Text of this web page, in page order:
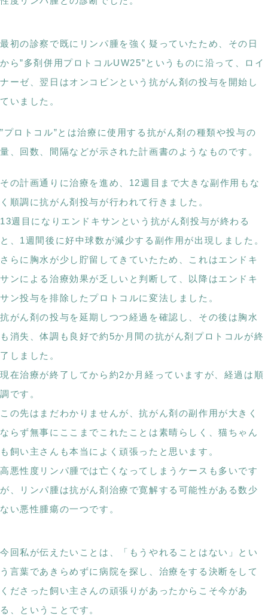
最初の診察で既にリンパ腫を強く疑っていたため、その日
から”多剤併用プロトコルUW25”というものに沿って、ロイ
ナーゼ、翌日はオンコビンという抗がん剤の投与を開始し
ていました。
”プロトコル”とは治療に使用する抗がん剤の種類や投与の
量、回数、間隔などが示された計画書のようなものです。
その計画通りに治療を進め、12週目まで大きな副作用もな
く順調に抗がん剤投与が行われて行きました。
13週目になりエンドキサンという抗がん剤投与が終わる
と、1週間後に好中球数が減少する副作用が出現しました。
さらに胸水が少し貯留してきていたため、これはエンドキ
サンによる治療効果が乏しいと判断して、以降はエンドキ
サン投与を排除したプロトコルに変法しました。
抗がん剤の投与を延期しつつ経過を確認し、その後は胸水
も消失、体調も良好で約5か月間の抗がん剤プロトコルが終
了しました。
現在治療が終了してから約2か月経っていますが、経過は順
調です。
この先はまだわかりませんが、抗がん剤の副作用が大きく
ならず無事にここまでこれたことは素晴らしく、猫ちゃん
も飼い主さんも本当によく頑張ったと思います。
高悪性度リンパ腫では亡くなってしまうケースも多いです
が、リンパ腫は抗がん剤治療で寛解する可能性がある数少
ない悪性腫瘍の一つです。
今回私が伝えたいことは、「もうやれることはない」とい
う言葉であきらめずに病院を探し、治療をする決断をして
くださった飼い主さんの頑張りがあったからこそ今があ
る、ということです。